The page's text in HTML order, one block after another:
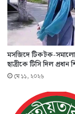
মসজিদে টিকটক-
ছাত্রীকে টিসি দিল প্রধান
মে ১১, ২০২৬